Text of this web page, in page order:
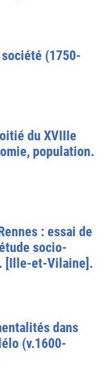
(1750-
du XVIIIe
population.
: essai de
socio-
[Ille-et-Vilaine].
dans
(v.1600-